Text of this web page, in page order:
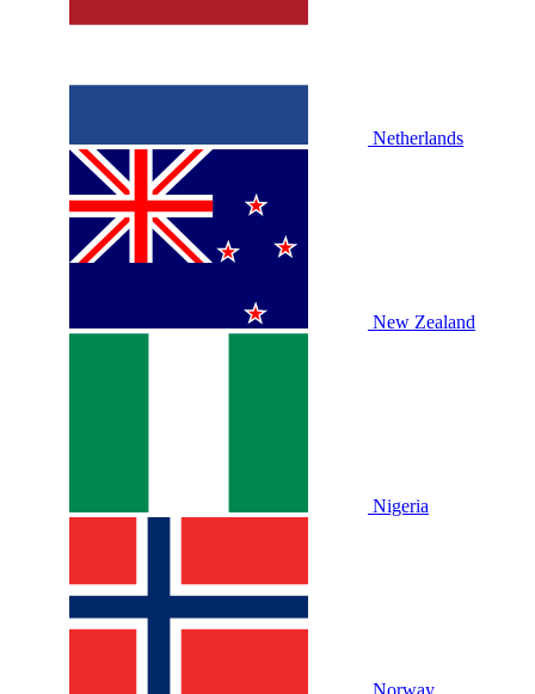
Netherlands
New Zealand
Nigeria
Norway